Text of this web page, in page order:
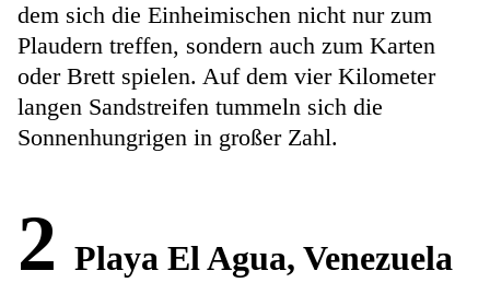
dem sich die Einheimischen nicht nur zum
Plaudern treffen, sondern auch zum Karten
oder Brett spielen. Auf dem vier Kilometer
langen Sandstreifen tummeln sich die
Sonnenhungrigen in großer Zahl.
2 Playa El Agua, Venezuela